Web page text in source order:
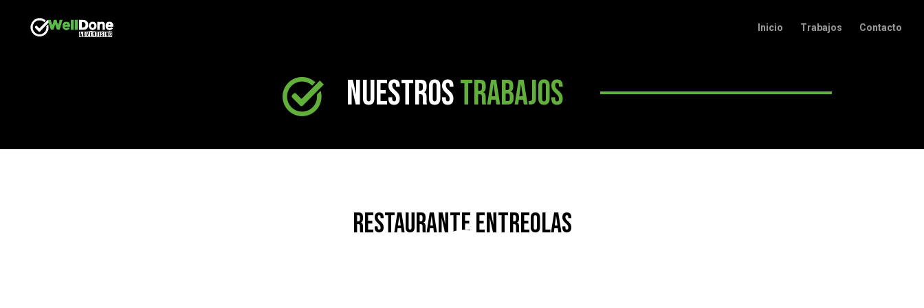
Inicio Trabajos Contacto
NUESTROSTRABAJOS
RESTAURANTE ENTREOLAS